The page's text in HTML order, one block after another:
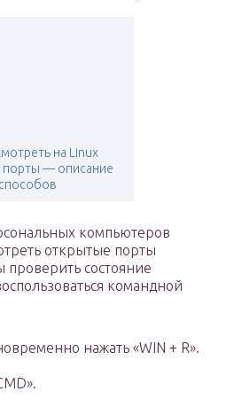
на Linux
порты — описание
способов
компьютеров
открытые порты
проверить состояние
командной
нажать «WIN + R».